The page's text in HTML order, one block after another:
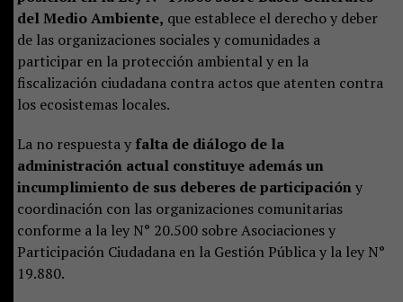
del Medio Ambiente, que establece el derecho y deber
de las organizaciones sociales y comunidades a
participar en la protección ambiental y en la
fiscalización ciudadana contra actos que atenten contra
los ecosistemas locales.
La no respuesta y falta de diálogo de la
administración actual constituye además un
incumplimiento de sus deberes de participacióny
coordinación con las organizaciones comunitarias
conforme a la ley N° 20.500 sobre Asociaciones y
Participación Ciudadana en la Gestión Pública y la ley N°
19.880.